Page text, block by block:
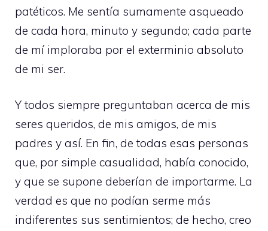
patéticos. Me sentía sumamente asqueado
de cada hora, minuto y segundo; cada parte
de mí imploraba por el exterminio absoluto
de mi ser.
Y todos siempre preguntaban acerca de mis
seres queridos, de mis amigos, de mis
padres y así. En fin, de todas esas personas
que, por simple casualidad, había conocido,
y que se supone deberían de importarme. La
verdad es que no podían serme más
indiferentes sus sentimientos; de hecho, creo